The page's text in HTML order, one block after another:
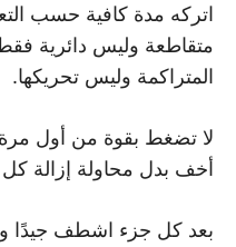
اتركه مدة كافية حسب
متقاطعة وليس دائرية
المتراكمة وليس تحريكها.
لا تضغط بقوة من أول مرة.
أخف بدل محاولة إزالة
بعد كل جزء اشطف جيدًا